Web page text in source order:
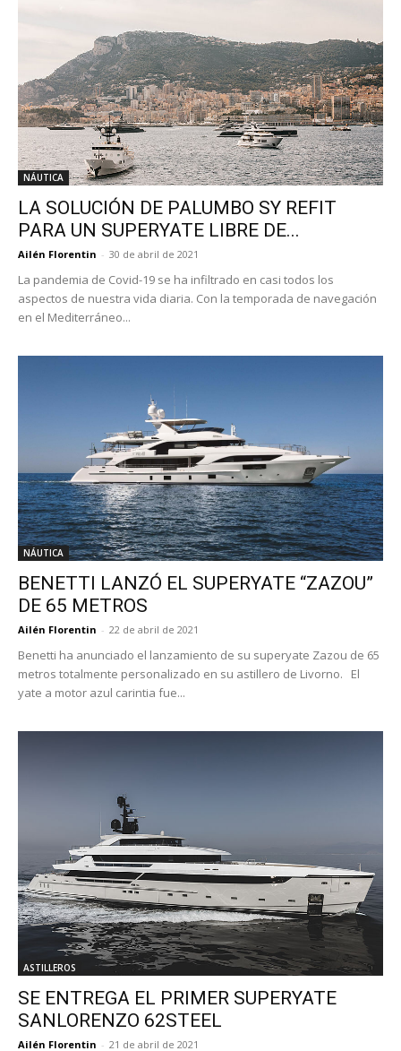
NÁUTICA
LA SOLUCIÓN DE PALUMBO SY REFIT
PARA UN SUPERYATE LIBRE DE...
Ailén Florentin - 30 de abril de 2021
La pandemia de Covid-19 se ha infiltrado en casi todos los
aspectos de nuestra vida diaria. Con la temporada de navegación
en el Mediterráneo...
NÁUTICA
BENETTI LANZÓ EL SUPERYATE “ZAZOU”
DE 65 METROS
Ailén Florentin - 22 de abril de 2021
Benetti ha anunciado el lanzamiento de su superyate Zazou de 65
metros totalmente personalizado en su astillero de Livorno. El
yate a motor azul carintia fue...
ASTILLEROS
SE ENTREGA EL PRIMER SUPERYATE
SANLORENZO 62STEEL
Ailén Florentin - 21 de abril de 2021